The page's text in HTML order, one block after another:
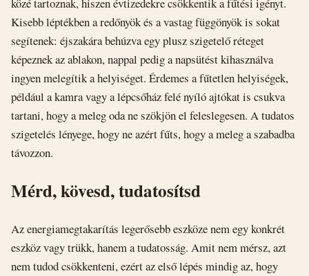
közé tartoznak, hiszen évtizedekre csökkentik a fűtési igényt.
Kisebb léptékben a redőnyök és a vastag függönyök is sokat
segítenek: éjszakára behúzva egy plusz szigetelő réteget
képeznek az ablakon, nappal pedig a napsütést kihasználva
ingyen melegítik a helyiséget. Érdemes a fűtetlen helyiségek,
például a kamra vagy a lépcsőház felé nyíló ajtókat is csukva
tartani, hogy a meleg oda ne szökjön el feleslegesen. A tudatos
szigetelés lényege, hogy ne azért fűts, hogy a meleg a szabadba
távozzon.
Mérd, kövesd, tudatosítsd
Az energiamegtakarítás legerősebb eszköze nem egy konkrét
eszköz vagy trükk, hanem a tudatosság. Amit nem mérsz, azt
nem tudod csökkenteni, ezért az első lépés mindig az, hogy